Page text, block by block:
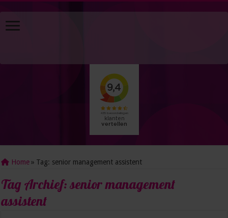
Home » Tag: senior management assistent
Tag Archief:senior management
assistent